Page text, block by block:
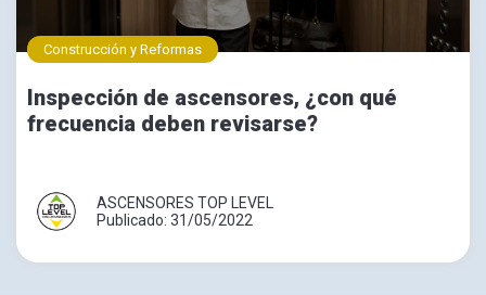
Construcción y Reformas
Inspección de ascensores, ¿con qué
frecuencia deben revisarse?
ASCENSORES TOP LEVEL
Publicado: 31/05/2022